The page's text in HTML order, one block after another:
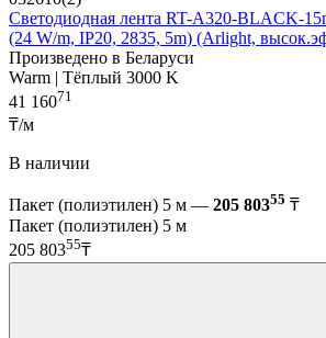
Светодиодная лента RT-A320-BLACK-
(24 W/m, IP20, 2835, 5m) (Arlight,
Произведено в Беларуси
Warm | Тёплый 3000 K
41 16071
₸/м
В наличии
Пакет (полиэтилен) 5 м — 205 80355 ₸
Пакет (полиэтилен) 5 м
205 80355₸